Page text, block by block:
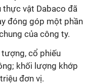
thực vật Dabaco đã
đóng góp một phần
của công ty.
cổ phiếu
khối lượng khớp
đơn vị.